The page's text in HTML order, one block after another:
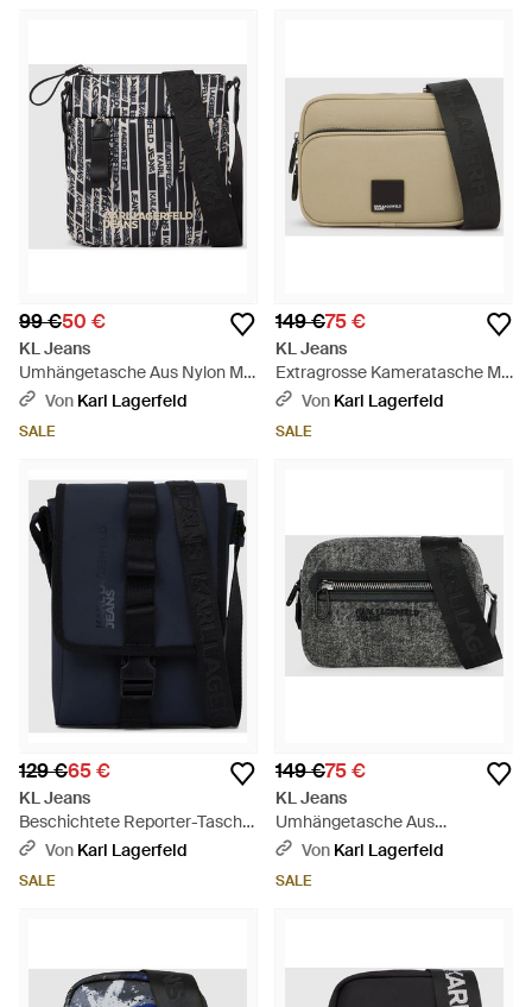
99 €50 €
KL Jeans
Umhängetasche Aus Nylon Mit
Linearem Logo, Herren, Größe
Von Karl Lagerfeld
SALE
149 €75 €
KL Jeans
Extragrosse Kameratasche Mit
Box-Logo, Herren, Größe -
Von Karl Lagerfeld
SALE
129 €65 €
KL Jeans
Beschichtete Reporter-Tasche,
Herren, Größe - Blau
Von Karl Lagerfeld
SALE
149 €75 €
KL Jeans
Umhängetasche Aus
Gewaschenem Denim, Herren,
Von Karl Lagerfeld
SALE